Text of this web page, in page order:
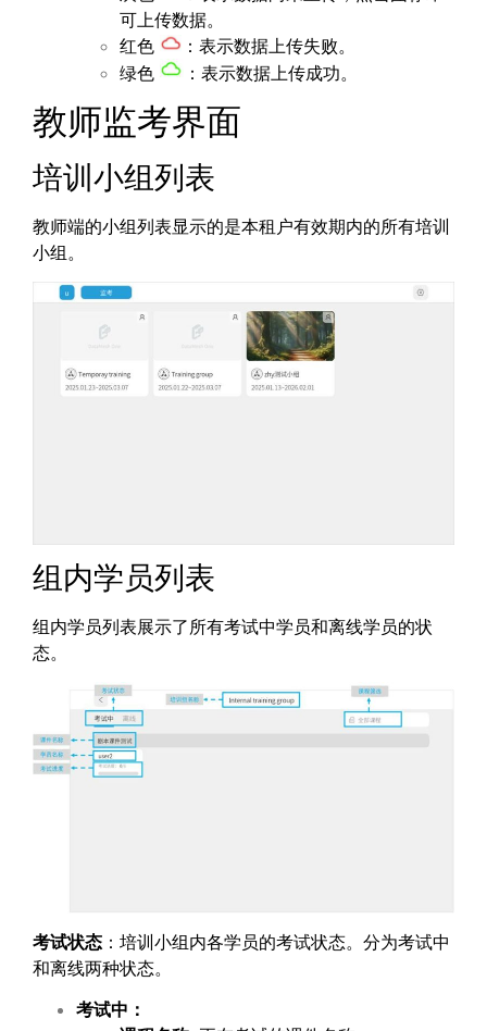
可上传数据。
红色
：表示数据上传失败。
绿色
：表示数据上传成功。
教师监考界面
培训小组列表
教师端的小组列表显示的是本租户有效期内的所有培训
小组。
组内学员列表
组内学员列表展示了所有考试中学员和离线学员的状
态。
考试状态 ：培训小组内各学员的考试状态。分为考试中
和离线两种状态。
考试中：